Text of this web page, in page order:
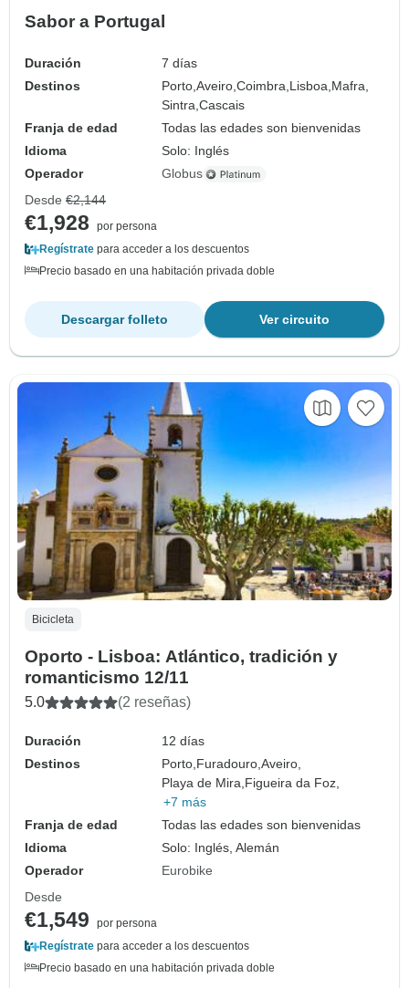
Sabor a Portugal
Duración
7 días
Destinos
Porto,Aveiro,Coimbra,Lisboa,Mafra,
Sintra,Cascais
Franja de edad
Todas las edades son bienvenidas
Idioma
Solo: Inglés
Operador
Globus
Desde €2,144
€1,928
por persona
Regístrate para acceder a los descuentos
Precio basado en una habitación privada doble
Ver circuito
Descargar folleto
Bicicleta
Oporto - Lisboa: Atlántico, tradición y
romanticismo 12/11
5.0 (2 reseñas)
Duración
12 días
Destinos
Porto,Furadouro,Aveiro,
Playa de Mira,Figueira da Foz,
+7 más
Franja de edad
Todas las edades son bienvenidas
Idioma
Solo: Inglés, Alemán
Operador
Eurobike
Desde
€1,549
por persona
Regístrate para acceder a los descuentos
Precio basado en una habitación privada doble